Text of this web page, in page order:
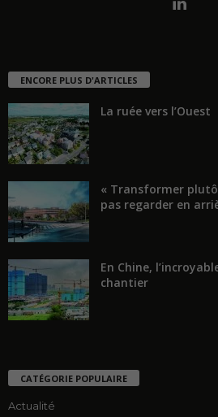
ENCORE PLUS D'ARTICLES
La ruée vers l’Ouest
« Transformer
pas regarder en
En Chine,
chantier
CATÉGORIE POPULAIRE
Actualité